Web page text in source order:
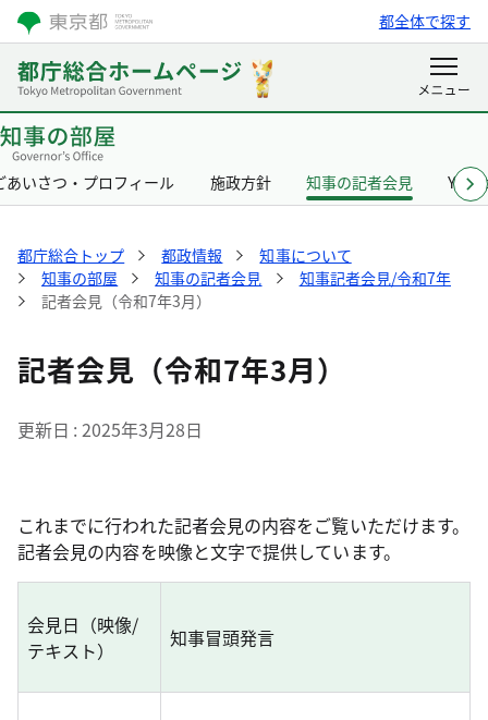
都全体で探す
あいさつ・プロフィール 施政方針 知事の記者会見
都庁総合トップ 都政情報
知事について
知事の部屋
知事の記者会見
知事記者会見/令和7年
記者会見（令和7年3月）
記者会見（令和7年3月）
更新日 2025年3月28日
これまでに行われた記者会見の内容をご覧いただけます。
記者会見の内容を映像と文字で提供しています。
会見日（映像/
テキスト）
知事冒頭発言